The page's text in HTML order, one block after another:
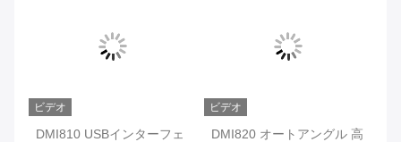
ビデオ
DMI810 USBインターフェ
ビデオ
DMI820 オートアングル 高